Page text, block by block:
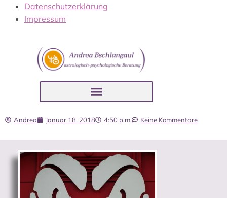
Datenschutzerklärung
Impressum
Andrea Januar 18, 2018 4:50 p.m. Keine Kommentare